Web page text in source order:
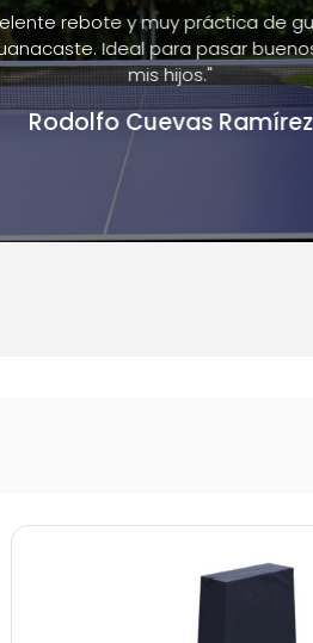
rebote y muy práctica de
Ideal para pasar buenos
mis hijos."
Rodolfo Cuevas Ramírez